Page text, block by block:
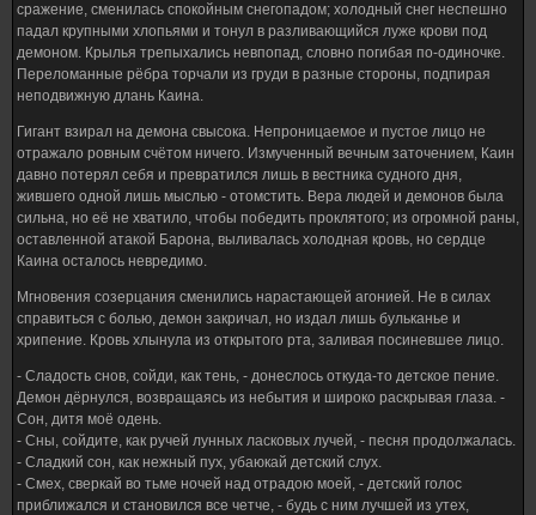
сражение, сменилась спокойным снегопадом; холодный снег неспешно
падал крупными хлопьями и тонул в разливающийся луже крови под
демоном. Крылья трепыхались невпопад, словно погибая по-одиночке.
Переломанные рёбра торчали из груди в разные стороны, подпирая
неподвижную длань Каина.
Гигант взирал на демона свысока. Непроницаемое и пустое лицо не
отражало ровным счётом ничего. Измученный вечным заточением, Каин
давно потерял себя и превратился лишь в вестника судного дня,
жившего одной лишь мыслью - отомстить. Вера людей и демонов была
сильна, но её не хватило, чтобы победить проклятого; из огромной раны,
оставленной атакой Барона, выливалась холодная кровь, но сердце
Каина осталось невредимо.
Мгновения созерцания сменились нарастающей агонией. Не в силах
справиться с болью, демон закричал, но издал лишь бульканье и
хрипение. Кровь хлынула из открытого рта, заливая посиневшее лицо.
- Сладость снов, сойди, как тень, - донеслось откуда-то детское пение.
Демон дёрнулся, возвращаясь из небытия и широко раскрывая глаза. -
Сон, дитя моё одень.
- Сны, сойдите, как ручей лунных ласковых лучей, - песня продолжалась.
- Сладкий сон, как нежный пух, убаюкай детский слух.
- Смех, сверкай во тьме ночей над отрадою моей, - детский голос
приближался и становился все четче, - будь с ним лучшей из утех,